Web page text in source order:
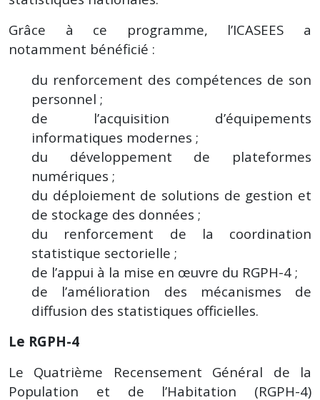
Grâce à ce programme, l’ICASEES a
notamment bénéficié :
du renforcement des compétences de son
personnel ;
de l’acquisition d’équipements
informatiques modernes ;
du développement de plateformes
numériques ;
du déploiement de solutions de gestion et
de stockage des données ;
du renforcement de la coordination
statistique sectorielle ;
de l’appui à la mise en œuvre du RGPH-4 ;
de l’amélioration des mécanismes de
diffusion des statistiques officielles.
Le RGPH-4
Le Quatrième Recensement Général de la
Population et de l’Habitation (RGPH-4)